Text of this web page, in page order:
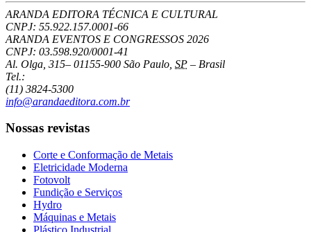
ARANDA EDITORA TÉCNICA E CULTURAL
CNPJ: 55.922.157.0001-66
ARANDA EVENTOS E CONGRESSOS 2026
CNPJ: 03.598.920/0001-41
Al. Olga, 315– 01155-900 São Paulo SP – Brasil
Tel.:
(11) 3824-5300
info@arandaeditora.com.br
Nossas revistas
Corte e Conformação de Metais
Eletricidade Moderna
Fotovolt
Fundição e Serviços
Hydro
Máquinas e Metais
Plástico Industrial